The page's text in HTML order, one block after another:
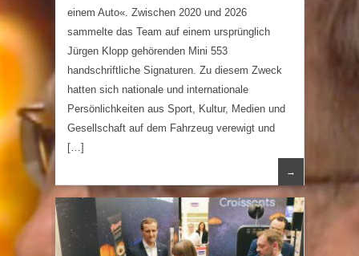
einem Auto«. Zwischen 2020 und 2026
sammelte das Team auf einem ursprünglich
Jürgen Klopp gehörenden Mini 553
handschriftliche Signaturen. Zu diesem Zweck
hatten sich nationale und internationale
Persönlichkeiten aus Sport, Kultur, Medien und
Gesellschaft auf dem Fahrzeug verewigt und
[…]
→